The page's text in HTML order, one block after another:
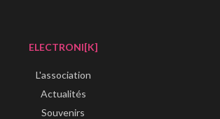
ELECTRONI[K]
L'association
Actualités
Souvenirs